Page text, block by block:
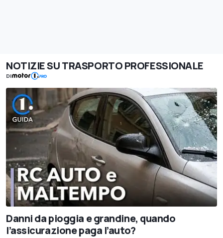
NOTIZIE SU TRASPORTO PROFESSIONALE
DI
Danni da pioggia e grandine, quando
l’assicurazione paga l’auto?